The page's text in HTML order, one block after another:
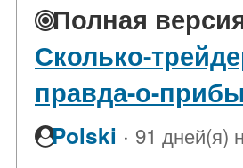
Полная
Сколько-
правда-о-
Polski · 91 дней(я)